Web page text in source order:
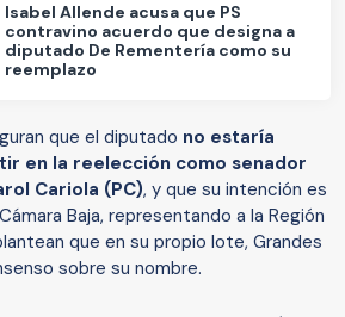
Isabel Allende acusa que PS
contravino acuerdo que designa a
diputado De Rementería como su
reemplazo
que el diputado no estaría
en la reelección como senador
Cariola (PC), y que su intención es
Baja, representando a la Región
que en su propio lote, Grandes
sobre su nombre.